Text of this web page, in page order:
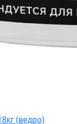
(ведро)